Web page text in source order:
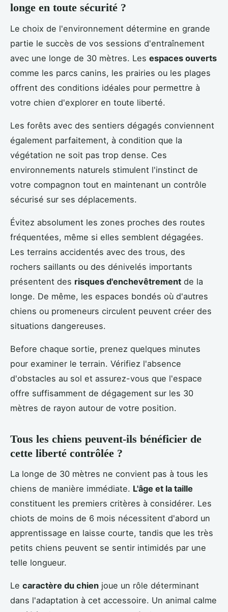
longe en toute sécurité ?
Le choix de l'environnement détermine en grande
partie le succès de vos sessions d'entraînement
avec une longe de 30 mètres. Les espaces ouverts
comme les parcs canins, les prairies ou les plages
offrent des conditions idéales pour permettre à
votre chien d'explorer en toute liberté.
Les forêts avec des sentiers dégagés conviennent
également parfaitement, à condition que la
végétation ne soit pas trop dense. Ces
environnements naturels stimulent l'instinct de
votre compagnon tout en maintenant un contrôle
sécurisé sur ses déplacements.
Évitez absolument les zones proches des routes
fréquentées, même si elles semblent dégagées.
Les terrains accidentés avec des trous, des
rochers saillants ou des dénivelés importants
présentent des risques d'enchevêtrement de la
longe. De même, les espaces bondés où d'autres
chiens ou promeneurs circulent peuvent créer des
situations dangereuses.
Before chaque sortie, prenez quelques minutes
pour examiner le terrain. Vérifiez l'absence
d'obstacles au sol et assurez-vous que l'espace
offre suffisamment de dégagement sur les 30
mètres de rayon autour de votre position.
Tous les chiens peuvent-ils bénéficier de
cette liberté contrôlée ?
La longe de 30 mètres ne convient pas à tous les
chiens de manière immédiate. L'âge et la taille
constituent les premiers critères à considérer. Les
chiots de moins de 6 mois nécessitent d'abord un
apprentissage en laisse courte, tandis que les très
petits chiens peuvent se sentir intimidés par une
telle longueur.
Le caractère du chien joue un rôle déterminant
dans l'adaptation à cet accessoire. Un animal calme